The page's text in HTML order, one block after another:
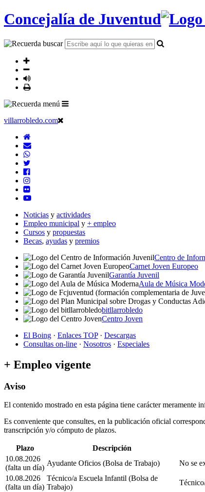
Concejalía de Juventud
villarrobledo.com
Noticias y actividades
Empleo municipal y + empleo
Cursos y propuestas
Becas, ayudas y premios
Centro de
Carnet Joven Europeo
Garantía Juvenil
Aula de Música
bitllarrobledo
Centro Joven
El Boing · Enlaces TOP· Descargas
Consultas on-line · Nosotros · Especiales
+ Empleo vigente
Aviso
El contenido mostrado en esta página tiene carácter meramente
Es conveniente que consultes, en la publicación oficial
transcripción y/o cómputo de plazos.
Plazo Descripción
10.08.2026
(falta un día)
Ayudante Oficios (Bolsa de Trabajo) No se
10.08.2026
(falta un día)
Técnico/a Escuela Infantil (Bolsa de
Trabajo)